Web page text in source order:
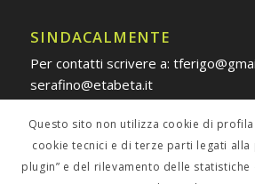
SINDACALMENTE
Per contatti scrivere a:
serafino@etabeta.it
Questo sito non utilizza cookie di
cookie tecnici e di terze parti legati alla
plugin” e del rilevamento delle statistiche